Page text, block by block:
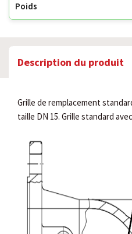
Poids
Description du produit
Grille de remplacement
taille DN 15. Grille standard